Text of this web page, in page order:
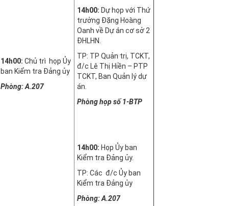
14h00: Chủ trì họp Ủy
ban Kiểm tra Đảng ủy
Phòng: A.207
14h00: Dự họp với Thứ
trưởng Đặng Hoàng
Oanh về Dự án cơ sở 2
ĐHLHN.
TP: TP Quản trị, TCKT,
đ/c Lê Thị Hiền – PTP
TCKT, Ban Quản lý dự
án.
Phòng họp số 1-BTP
14h00: Họp Ủy ban
Kiểm tra Đảng ủy.
TP: Các đ/c Ủy ban
Kiểm tra Đảng ủy
Phòng: A.207